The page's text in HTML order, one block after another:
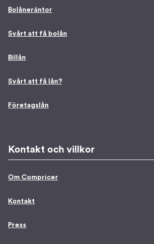
Bolåneräntor
Svårt att få bolån
Billån
Svårt att få lån?
Företagslån
Kontakt och villkor
Om Compricer
Kontakt
Press